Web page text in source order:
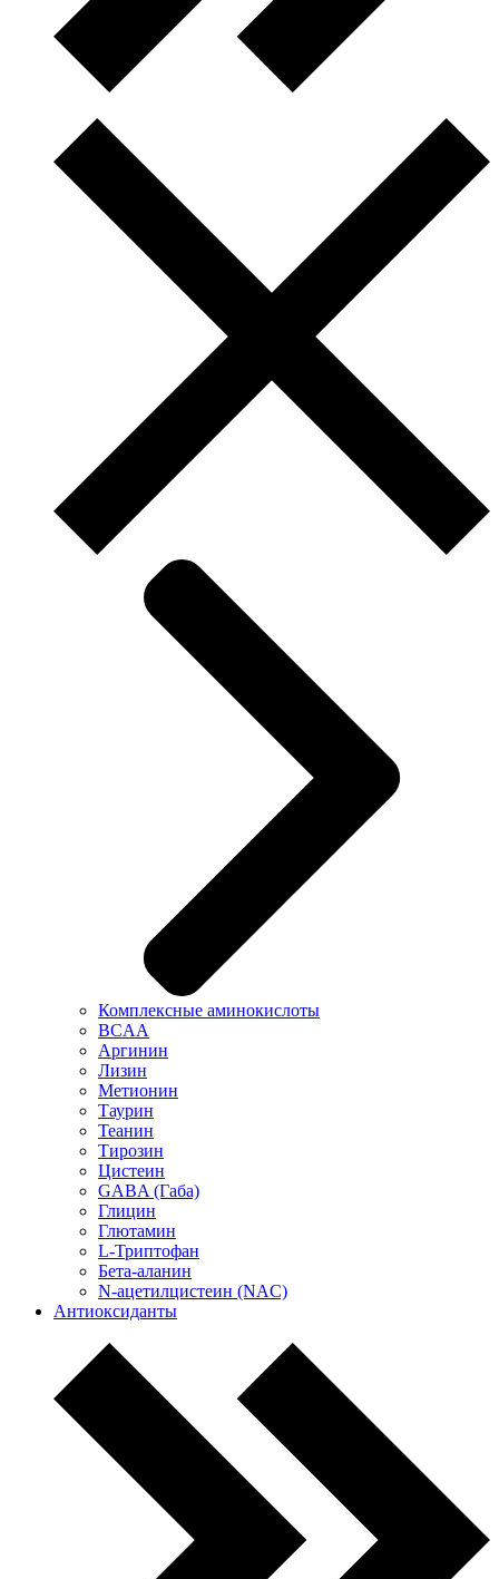
Комплексные аминокислоты
BCAA
Аргинин
Лизин
Метионин
Таурин
Теанин
Тирозин
Цистеин
GABA (Габа)
Глицин
Глютамин
L-Триптофан
Бета-аланин
N-ацетилцистеин (NAC)
Антиоксиданты